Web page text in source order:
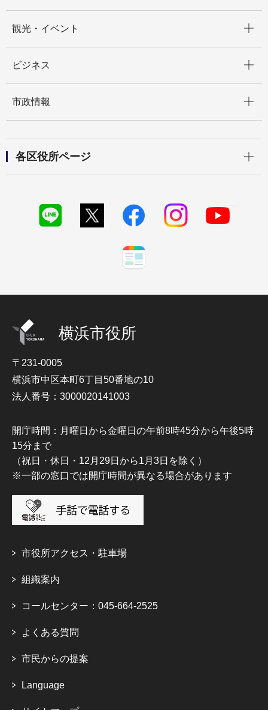
観光・イベント
ビジネス
市政情報
各区役所ページ
横浜市役所
〒231-0005
横浜市中区本町6丁目50番地の10
法人番号：3000020141003
開庁時間：月曜日から金曜日の午前8時45分から午後5時
15分まで
（祝日・休日・12月29日から1月3日を除く）
※一部の窓口では開庁時間が異なる場合があります
市役所アクセス・駐車場
組織案内
コールセンター：045-664-2525
よくある質問
市民からの提案
Language